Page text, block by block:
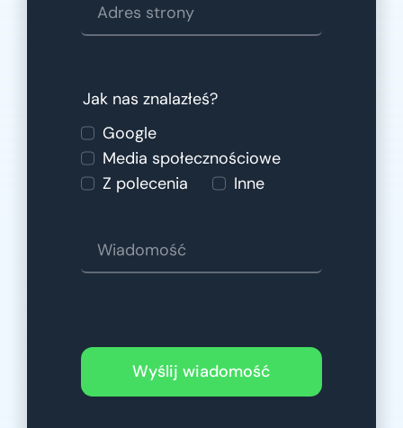
Jak nas znalazłeś?
Google
Media społecznościowe
Z polecenia
Inne
Wyślij wiadomość